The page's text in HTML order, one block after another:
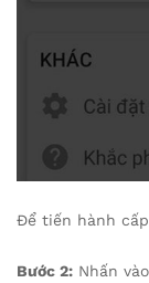
Để tiến hành
Bước 2: Nhấn vào